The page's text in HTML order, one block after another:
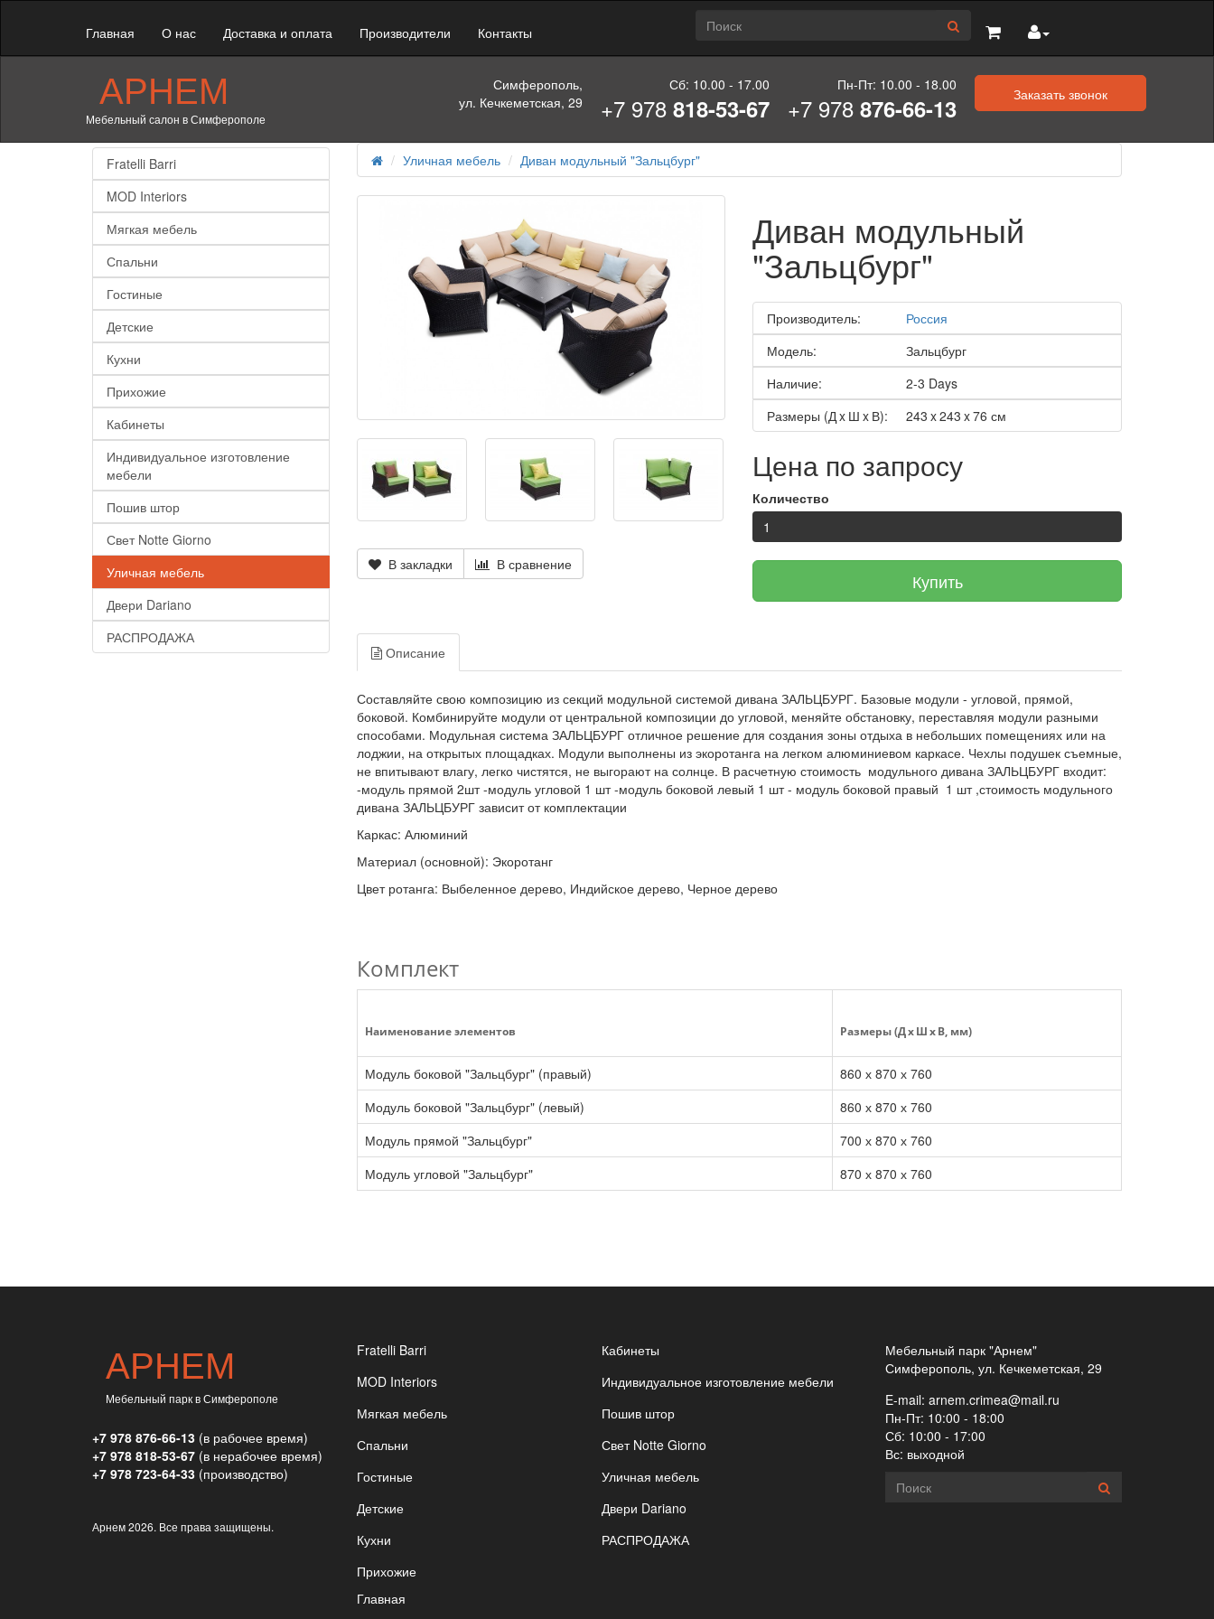
Главная О нас Доставка и оплата Производители Контакты
АРНЕМ
Мебельный салон в Симферополе
Симферополь,
ул. Кечкеметская, 29
Сб: 10.00 - 17.00
+7 978818-53-67
Пн-Пт: 10.00 - 18.00
+7 978876-66-13 Заказать звонок
Fratelli Barri
MOD Interiors
Мягкая мебель
Спальни
Гостиные
Детские
Кухни
Прихожие
Кабинеты
Индивидуальное изготовление
мебели
Пошив штор
Свет Notte Giorno
Уличная мебель
Двери Dariano
РАСПРОДАЖА
Уличная мебель Диван модульный "Зальцбург"
В закладки В сравнение
Диван модульный
"Зальцбург"
Производитель:
Россия
Модель:
Зальцбург
Наличие:
2-3 Days
Размеры (Д x Ш x В):
243 x 243 x 76 см
Цена по запросу
Количество
Купить
Описание
Составляйте свою композицию из секций модульной системой дивана ЗАЛЬЦБУРГ. Базовые модули - угловой, прямой,
боковой. Комбинируйте модули от центральной композиции до угловой, меняйте обстановку, переставляя модули разными
способами. Модульная система ЗАЛЬЦБУРГ отличное решение для создания зоны отдыха в небольших помещениях или на
лоджии, на открытых площадках. Модули выполнены из экоротанга на легком алюминиевом каркасе. Чехлы подушек съемные,
не впитывают влагу, легко чистятся, не выгорают на солнце. В расчетную стоимость модульного дивана ЗАЛЬЦБУРГ входит:
-модуль прямой 2шт -модуль угловой 1 шт -модуль боковой левый 1 шт - модуль боковой правый 1 шт ,стоимость модульного
дивана ЗАЛЬЦБУРГ зависит от комплектации
Каркас: Алюминий
Материал (основной): Экоротанг
Цвет ротанга: Выбеленное дерево, Индийское дерево, Черное дерево
Комплект
Наименование элементов Размеры (Д x Ш x В, мм)
Модуль боковой "Зальцбург" (правый)
860 х 870 х 760
Модуль боковой "Зальцбург" (левый)
860 х 870 х 760
Модуль прямой "Зальцбург"
700 х 870 х 760
Модуль угловой "Зальцбург"
870 х 870 х 760
АРНЕМ
Мебельный парк в Симферополе
+7 978 876-66-13 (в рабочее время)
+7 978 818-53-67 (в нерабочее время)
+7 978 723-64-33 (производство)
Арнем2026. Все права защищены.
Fratelli Barri
MOD Interiors
Мягкая мебель
Спальни
Гостиные
Детские
Кухни
Прихожие
Кабинеты
Индивидуальное изготовление мебели
Пошив штор
Свет Notte Giorno
Уличная мебель
Двери Dariano
РАСПРОДАЖА
Главная
Мебельный парк "Арнем"
Симферополь, ул. Кечкеметская, 29
E-mail: arnem.crimea@mail.ru
Пн-Пт: 10:00 - 18:00
Сб: 10:00 - 17:00
Вс: выходной